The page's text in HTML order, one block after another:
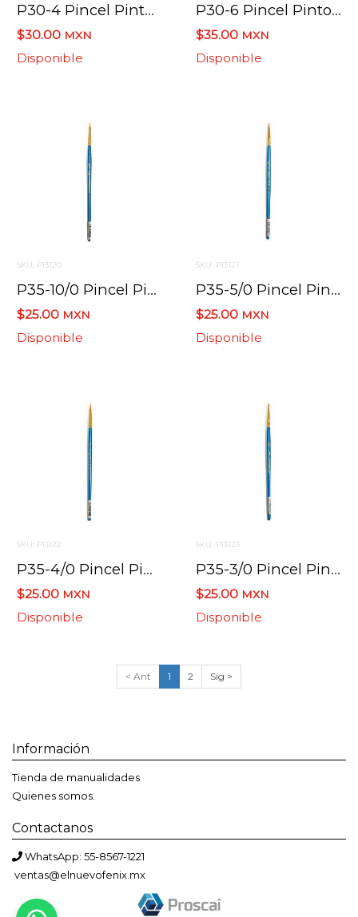
P30-4 Pincel Pinto Taklon Lengua De Gato
$30.00 MXN
Disponible
P30-6 Pincel Pinto Taklon Lengua De Gato
$35.00 MXN
Disponible
SKU: PI3120
P35-10/0 Pincel Pinto Taklon Para Detalle
$25.00 MXN
Disponible
SKU: PI3121
P35-5/0 Pincel Pinto Taklon Para Detalle
$25.00 MXN
Disponible
SKU: PI3122
P35-4/0 Pincel Pinto Taklon Para Detalle
$25.00 MXN
Disponible
SKU: PI3123
P35-3/0 Pincel Pinto Taklon Para Detalle
$25.00 MXN
Disponible
< Ant 1 2 Sig >
Información
Tienda de manualidades
Quienes somos.
Contactanos
WhatsApp: 55-8567-1221
ventas@elnuevofenix.mx
Bienvenido a El Nuevo Fénix